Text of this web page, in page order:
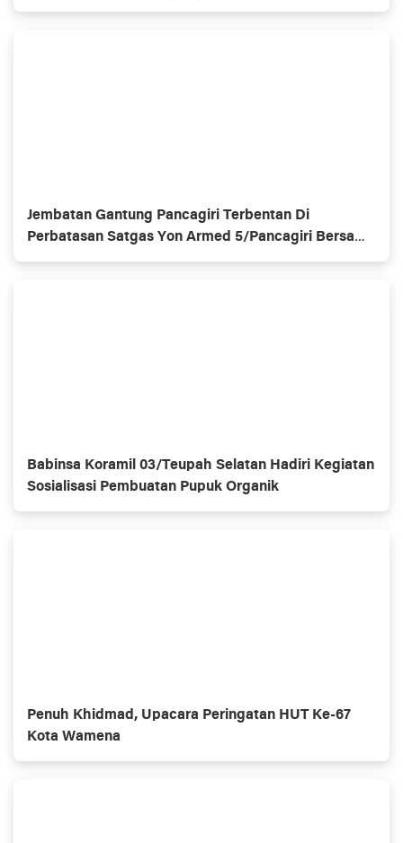
Jembatan Gantung Pancagiri Terbentan Di
Perbatasan Satgas Yon Armed 5/Pancagiri Bersama
Vertikal Rescue Dan PT MA/BDRMS
Babinsa Koramil 03/Teupah Selatan Hadiri Kegiatan
Sosialisasi Pembuatan Pupuk Organik
Penuh Khidmad, Upacara Peringatan HUT Ke-67
Kota Wamena